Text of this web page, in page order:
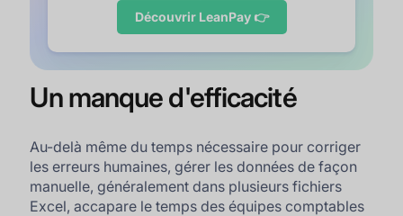
Découvrir LeanPay 👉
Un manque d'efficacité
Au-delà même du temps nécessaire pour corriger
les erreurs humaines, gérer les données de façon
manuelle, généralement dans plusieurs fichiers
Excel, accapare le temps des équipes comptables